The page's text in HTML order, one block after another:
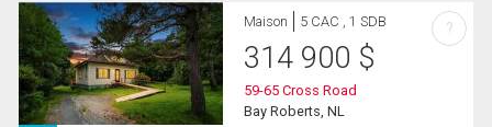
Maison 5 CAC , 1 SDB
314 900 $
59-65 Cross Road
Bay Roberts, NL
?